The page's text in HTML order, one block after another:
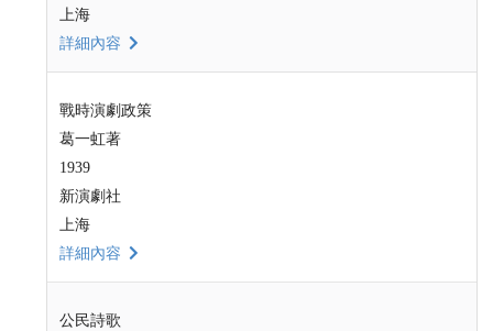
上海
詳細內容
戰時演劇政策
葛一虹著
1939
新演劇社
上海
詳細內容
公民詩歌